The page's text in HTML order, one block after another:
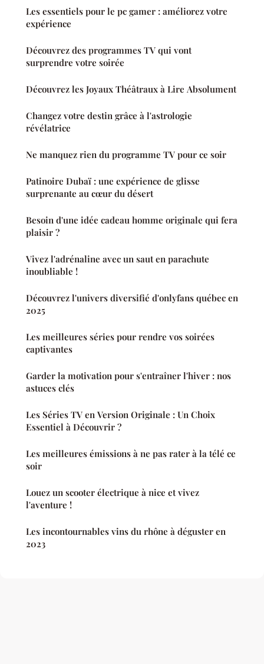
Les essentiels pour le pc gamer : améliorez votre
expérience
Découvrez des programmes TV qui vont
surprendre votre soirée
Découvrez les Joyaux Théâtraux à Lire Absolument
Changez votre destin grâce à l'astrologie
révélatrice
Ne manquez rien du programme TV pour ce soir
Patinoire Dubaï : une expérience de glisse
surprenante au cœur du désert
Besoin d'une idée cadeau homme originale qui fera
plaisir ?
Vivez l'adrénaline avec un saut en parachute
inoubliable !
Découvrez l'univers diversifié d'onlyfans québec en
2025
Les meilleures séries pour rendre vos soirées
captivantes
Garder la motivation pour s'entraîner l'hiver : nos
astuces clés
Les Séries TV en Version Originale : Un Choix
Essentiel à Découvrir ?
Les meilleures émissions à ne pas rater à la télé ce
soir
Louez un scooter électrique à nice et vivez
l'aventure !
Les incontournables vins du rhône à déguster en
2023